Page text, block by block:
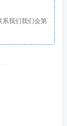
我们我们会第